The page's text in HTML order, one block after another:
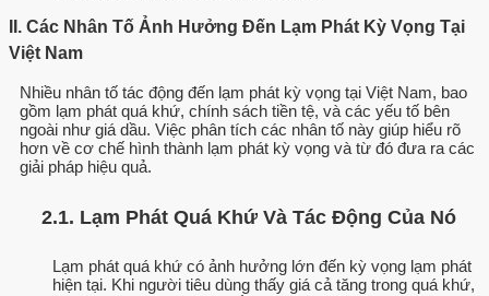
II. Các Nhân Tố Ảnh Hưởng Đến Lạm Phát Kỳ Vọng Tại
Việt Nam
Nhiều nhân tố tác động đến lạm phát kỳ vọng tại Việt Nam, bao
gồm lạm phát quá khứ, chính sách tiền tệ, và các yếu tố bên
ngoài như giá dầu. Việc phân tích các nhân tố này giúp hiểu rõ
hơn về cơ chế hình thành lạm phát kỳ vọng và từ đó đưa ra các
giải pháp hiệu quả.
2.1. Lạm Phát Quá Khứ Và Tác Động Của Nó
Lạm phát quá khứ có ảnh hưởng lớn đến kỳ vọng lạm phát
hiện tại. Khi người tiêu dùng thấy giá cả tăng trong quá khứ,